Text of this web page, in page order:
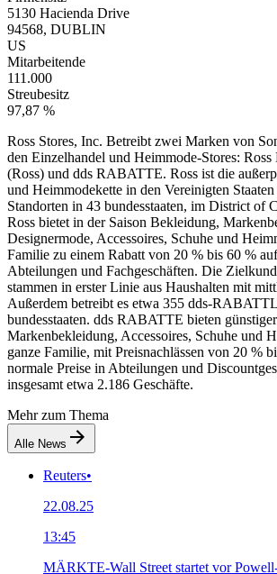
5130 Hacienda Drive
94568, DUBLIN
US
Mitarbeitende
111.000
Streubesitz
97,87 %
Ross Stores, Inc. Betreibt zwei Marken von
den Einzelhandel und Heimmode-Stores: Ross
(Ross) und dds RABATTE. Ross ist die
und Heimmodekette in den Vereinigten
Standorten in 43 bundesstaaten, im District of
Ross bietet in der Saison Bekleidung,
Designermode, Accessoires, Schuhe und
Familie zu einem Rabatt von 20 % bis 60 %
Abteilungen und Fachgeschäften. Die
stammen in erster Linie aus Haushalten mit
Außerdem betreibt es etwa 355 dds-
bundesstaaten. dds RABATTE bieten
Markenbekleidung, Accessoires, Schuhe und
ganze Familie, mit Preisnachlässen von 20 %
normale Preise in Abteilungen und
insgesamt etwa 2.186 Geschäfte.
Mehr zum Thema
Alle News
Reuters•
22.08.25
13:45
MÄRKTE-Wall Street startet vor